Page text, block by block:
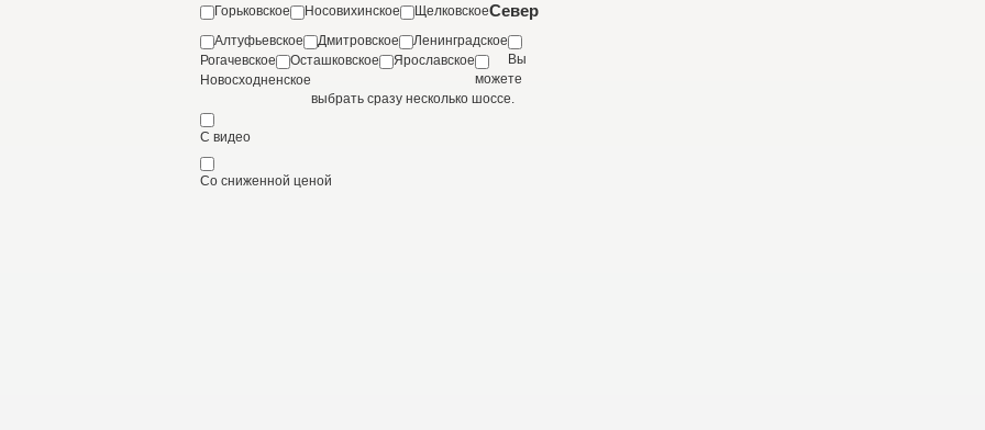
Горьковское Носовихинское ЩелковскоеСевер
Алтуфьевское Дмитровское
Ленинградское
Рогачевское
Осташковское
Ярославское
Новосходненское
Вы
можете
выбрать сразу несколько шоссе.
С видео
Со сниженной ценой